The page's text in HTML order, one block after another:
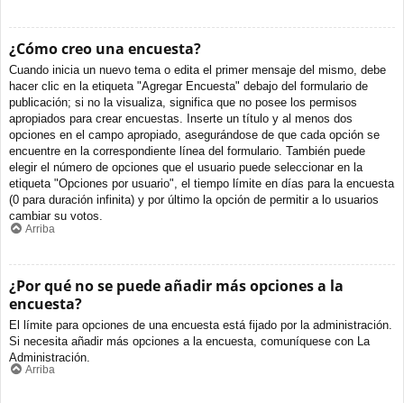
¿Cómo creo una encuesta?
Cuando inicia un nuevo tema o edita el primer mensaje del mismo, debe
hacer clic en la etiqueta "Agregar Encuesta" debajo del formulario de
publicación; si no la visualiza, significa que no posee los permisos
apropiados para crear encuestas. Inserte un título y al menos dos
opciones en el campo apropiado, asegurándose de que cada opción se
encuentre en la correspondiente línea del formulario. También puede
elegir el número de opciones que el usuario puede seleccionar en la
etiqueta "Opciones por usuario", el tiempo límite en días para la encuesta
(0 para duración infinita) y por último la opción de permitir a lo usuarios
cambiar su votos.
Arriba
¿Por qué no se puede añadir más opciones a la
encuesta?
El límite para opciones de una encuesta está fijado por la administración.
Si necesita añadir más opciones a la encuesta, comuníquese con La
Administración.
Arriba